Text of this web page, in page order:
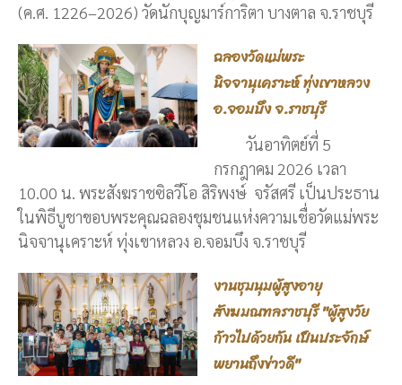
(ค.ศ. 1226–2026) วัดนักบุญมาร์การิตา บางตาล จ.ราชบุรี
ฉลองวัดแม่พระ
นิจจานุเคราะห์ ทุ่งเขาหลวง
อ.จอมบึง จ.ราชบุรี
วันอาทิตย์ที่ 5
กรกฎาคม 2026 เวลา
10.00 น. พระสังฆราชซิลวีโอ สิริพงษ์ จรัสศรี เป็นประธาน
ในพิธีบูชาขอบพระคุณฉลองชุมชนแห่งความเชื่อวัดแม่พระ
นิจจานุเคราะห์ ทุ่งเขาหลวง อ.จอมบึง จ.ราชบุรี
งานชุมนุมผู้สูงอายุ
สังฆมณฑลราชบุรี "ผู้สูงวัย
ก้าวไปด้วยกัน เป็นประจักษ์
พยานถึงข่าวดี"